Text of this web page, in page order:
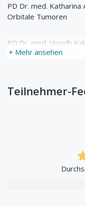
+ Mehr ansehen
PD Dr. med. Katharina
Orbitale Tumoren
PD Dr. med. Vinodh
Lymphatische
Teilnehmer-